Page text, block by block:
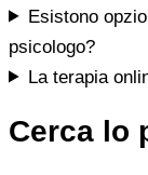
Esistono
psicologo?
La terapia
Cerca lo